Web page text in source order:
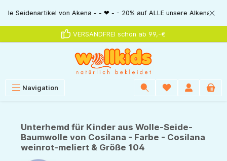
springenvon Akena - - ❤ - - 20% auf ALLE unsere Alkena-Artikel
VERSANDFREI schon ab 99,-€
Navigation
Unterhemd für Kinder aus Wolle-Seide-
Baumwolle von Cosilana - Farbe - Cosilana
weinrot-meliert & Größe 104